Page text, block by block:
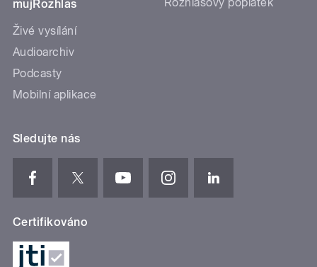
mujRozhlas
Živé vysílání
Audioarchiv
Podcasty
Mobilní aplikace
Sledujte nás
Certifikováno